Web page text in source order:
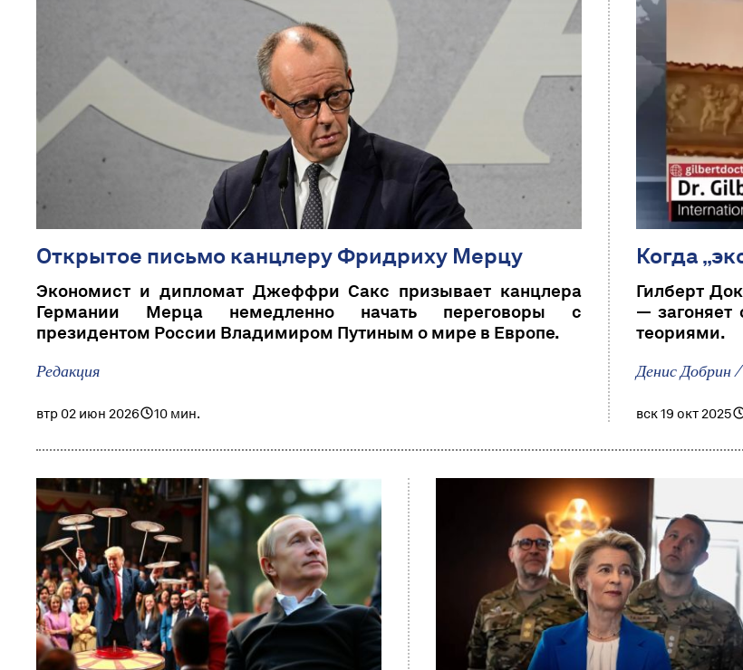
Открытое письмо канцлеру Фридриху Мерцу
Экономист и дипломат Джеффри Сакс призывает канцлера
Германии Мерца немедленно начать переговоры с
президентом России Владимиром Путиным о мире в Европе.
Редакция
втр 02 июн 2026 10 мин.
Когда
Гилберт
—
теориями.
Денис Добрин
вск 19 окт 2025